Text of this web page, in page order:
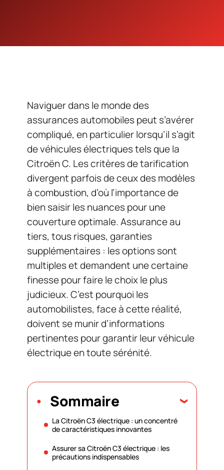
Naviguer dans le monde des
assurances automobiles peut s’avérer
compliqué, en particulier lorsqu’il s’agit
de véhicules électriques tels que la
Citroën C. Les critères de tarification
divergent parfois de ceux des modèles
à combustion, d’où l’importance de
bien saisir les nuances pour une
couverture optimale. Assurance au
tiers, tous risques, garanties
supplémentaires : les options sont
multiples et demandent une certaine
finesse pour faire le choix le plus
judicieux. C’est pourquoi les
automobilistes, face à cette réalité,
doivent se munir d’informations
pertinentes pour garantir leur véhicule
électrique en toute sérénité.
Sommaire
La Citroën C3 électrique : un concentré
de caractéristiques innovantes
Assurer sa Citroën C3 électrique : les
précautions indispensables